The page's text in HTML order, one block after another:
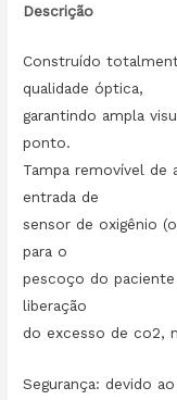
Descrição
Construído
qualidade óptica,
garantindo ampla
ponto.
Tampa removível
entrada de
sensor de oxigênio
para o
pescoço do paciente
liberação
do excesso de co2,
Segurança: devido